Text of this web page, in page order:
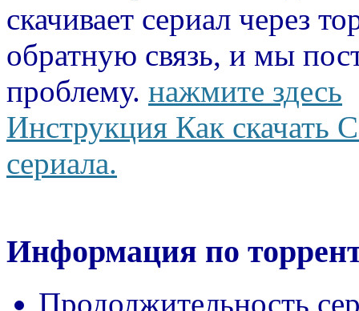
скачивает сериал через
обратную связь, и мы
проблему. нажмите здесь
Инструкция Как скачать
сериала.
Информация по
Продолжительность